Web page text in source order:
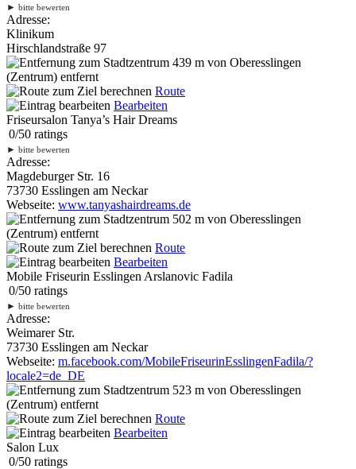
► bitte bewerten
Adresse:
Klinikum
Hirschlandstraße 97
439 m von Oberesslingen
(Zentrum) entfernt
Route
Bearbeiten
Friseursalon Tanya’s Hair Dreams
0/50 ratings
► bitte bewerten
Adresse:
Magdeburger Str. 16
73730 Esslingen am Neckar
Webseite: www.tanyashairdreams.de
502 m von Oberesslingen
(Zentrum) entfernt
Route
Bearbeiten
Mobile Friseurin Esslingen Arslanovic Fadila
0/50 ratings
► bitte bewerten
Adresse:
Weimarer Str.
73730 Esslingen am Neckar
Webseite: m.facebook.com/MobileFriseurinEsslingenFadila/?
locale2=de_DE
523 m von Oberesslingen
(Zentrum) entfernt
Route
Bearbeiten
Salon Lux
0/50 ratings